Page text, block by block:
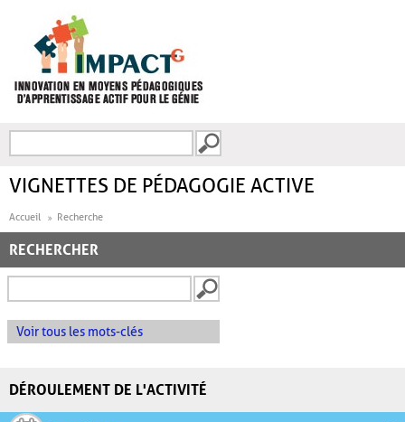
FORMULAIRE DE
VIGNETTES DE PÉDAGOGIE ACTIVE
Accueil Recherche
RECHERCHER
Voir tous les mots-clés
DÉROULEMENT DE L'ACTIVITÉ